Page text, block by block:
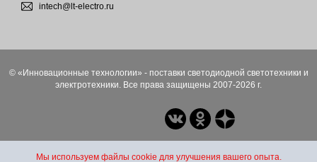
intech@lt-electro.ru
© «Инновационные технологии» - поставки светодиодной светотехники и
электротехники. Все права защищены 2007-2026 г.
Мы используем файлы cookie для улучшения вашего опыта.